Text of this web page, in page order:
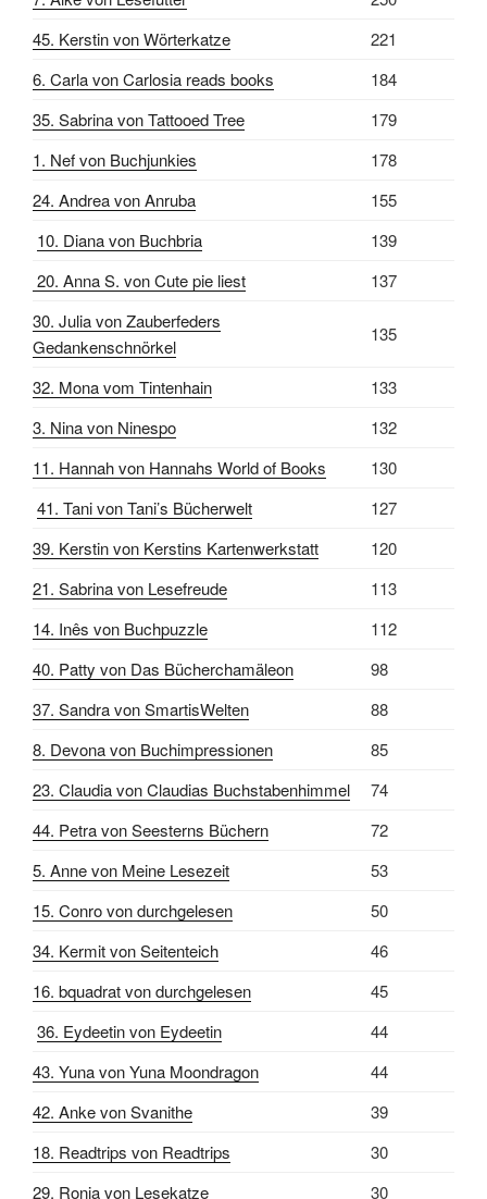
45. Kerstin von Wörterkatze
221
6. Carla von Carlosia reads books
184
35. Sabrina von Tattooed Tree
179
1. Nef von Buchjunkies
178
24. Andrea von Anruba
155
10. Diana von Buchbria
139
20. Anna S. von Cute pie liest
137
30. Julia von Zauberfeders
Gedankenschnörkel
135
32. Mona vom Tintenhain
133
3. Nina von Ninespo
132
11. Hannah von Hannahs World of Books
130
41. Tani von Tani’s Bücherwelt
127
39. Kerstin von Kerstins Kartenwerkstatt
120
21. Sabrina von Lesefreude
113
14. Inês von Buchpuzzle
112
40. Patty von Das Bücherchamäleon
98
37. Sandra von SmartisWelten
88
8. Devona von Buchimpressionen
85
23. Claudia von Claudias Buchstabenhimmel
74
44. Petra von Seesterns Büchern
72
5. Anne von Meine Lesezeit
53
15. Conro von durchgelesen
50
34. Kermit von Seitenteich
46
16. bquadrat von durchgelesen
45
36. Eydeetin von Eydeetin
44
43. Yuna von Yuna Moondragon
44
42. Anke von Svanithe
39
18. Readtrips von Readtrips
30
29. Ronja von Lesekatze
30